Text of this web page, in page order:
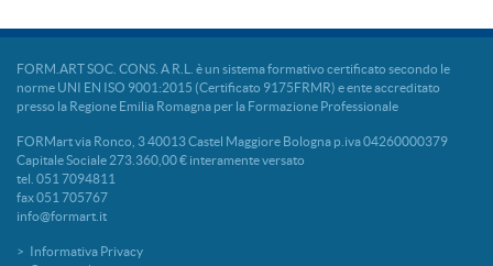
FORM.ART SOC. CONS. A R.L. è un sistema formativo certificato secondo le
norme UNI EN ISO 9001:2015 (Certificato 9175FRMR) e ente accreditato
presso la Regione Emilia Romagna per la Formazione Professionale
FORMart via Ronco, 3 40013 Castel Maggiore Bologna p.iva 04260000379
Capitale Sociale 273.360,00 € interamente versato
tel. 051 7094811
fax 051 705767
info@formart.it
Informativa Privacy